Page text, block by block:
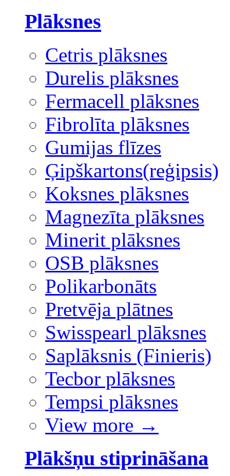
Plāksnes
Cetris plāksnes
Durelis plāksnes
Fermacell plāksnes
Fibrolīta plāksnes
Gumijas flīzes
Ģipškartons(reģipsis)
Koksnes plāksnes
Magnezīta plāksnes
Minerit plāksnes
OSB plāksnes
Polikarbonāts
Pretvēja plātnes
Swisspearl plāksnes
Saplāksnis (Finieris)
Tecbor plāksnes
Tempsi plāksnes
View more →
Plākšņu stiprināšana